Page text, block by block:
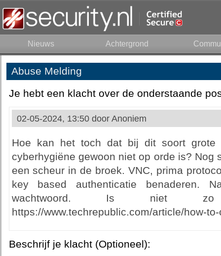
Nieuws Achtergrond
Abuse Melding
Je hebt een klacht over de onderstaande
02-05-2024, 13:50 door Anoniem
Hoe kan het toch dat bij dit soort grote
cyberhygiëne gewoon niet op orde is? Nog
een scheur in de broek. VNC, prima
key based authenticatie benaderen.
wachtwoord. Is niet zo
https://www.techrepublic.com/article/how-
Beschrijf je klacht (Optioneel):